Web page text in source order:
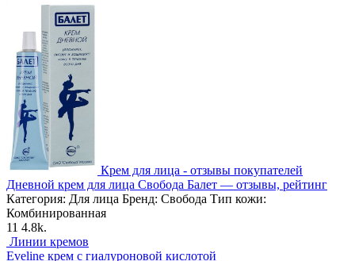
Крем для лица - отзывы покупателей
Дневной крем для лица Свобода Балет — отзывы, рейтинг
Категория: Для лица Бренд: Свобода Тип кожи:
Комбинированная
11 4.8k.
Линии кремов
Eveline крем с гиалуроновой кислотой